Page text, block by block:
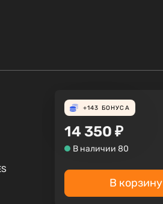
+143 БОНУСА
14 350 ₽
В наличии 80
В корзину